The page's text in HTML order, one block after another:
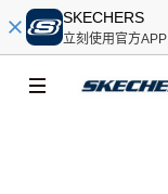
SKECHERS
立刻使用官方APP